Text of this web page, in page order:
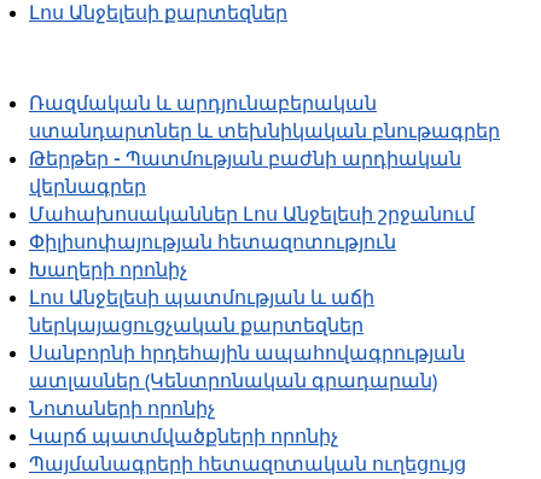
Լոս Անջելեսի քարտեզներ
Ռազմական և արդյունաբերական
ստանդարտներ և տեխնիկական բնութագրեր
Թերթեր - Պատմության բաժնի արդիական
վերնագրեր
Մահախոսականներ Լոս Անջելեսի շրջանում
Փիլիսոփայության հետազոտություն
Խաղերի որոնիչ
Լոս Անջելեսի պատմության և աճի
ներկայացուցչական քարտեզներ
Սանբորնի հրդեհային ապահովագրության
ատլասներ (Կենտրոնական գրադարան)
Նոտաների որոնիչ
Կարճ պատմվածքների որոնիչ
Պայմանագրերի հետազոտական ուղեցույց